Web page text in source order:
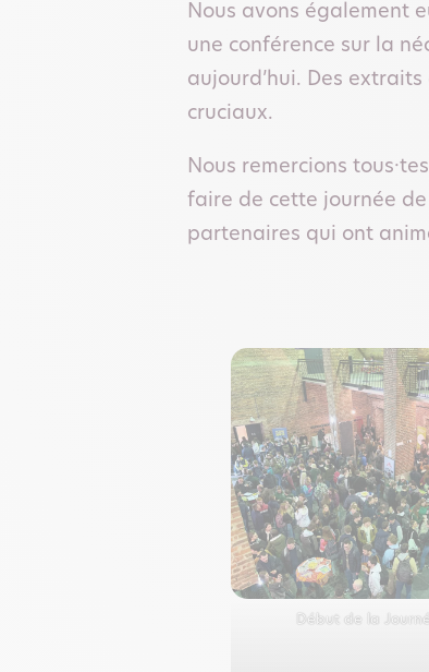
Nous avons également
une conférence sur la
aujourd’hui. Des
cruciaux.
Nous remercions
faire de cette journée
partenaires qui ont
Début de la